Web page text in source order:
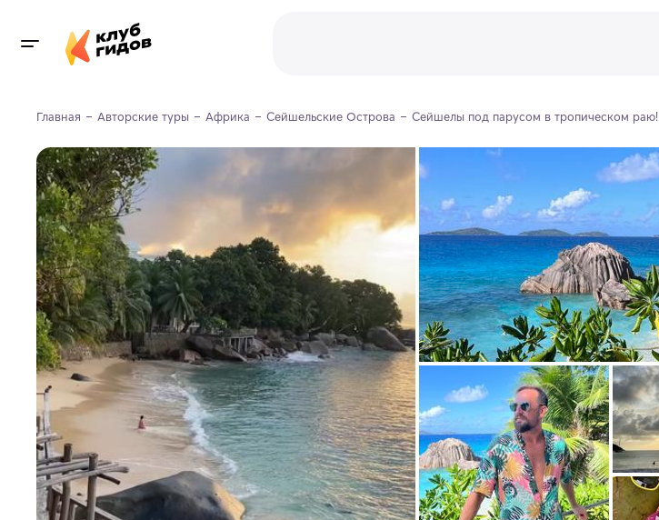
Главная Авторские туры Африка Сейшельские Острова Сейшелы под парусом в тропическом раю!